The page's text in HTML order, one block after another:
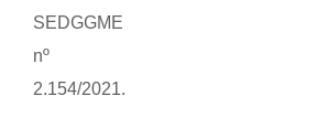
SEDGGME
nº
2.154/2021.